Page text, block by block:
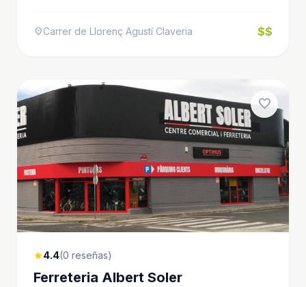
location_onCarrer de Llorenç Agustí Claveria $$
favorite
star4.4(0 reseñas)
Ferreteria Albert Soler